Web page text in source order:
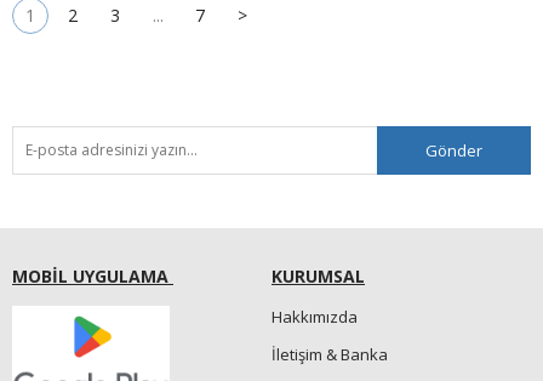
1 2 3 ... 7 >
Gönder
MOBİL UYGULAMA KURUMSAL
Hakkımızda
İletişim & Banka